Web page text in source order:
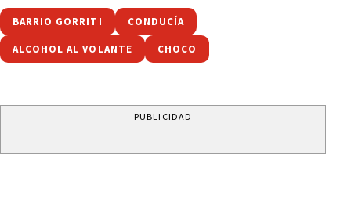
BARRIO GORRITI CONDUCÍA
ALCOHOL AL VOLANTE CHOCO
PUBLICIDAD